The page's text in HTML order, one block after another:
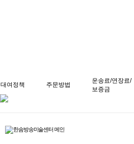
대여정책 주문방법
운송료/연장료/
보증금